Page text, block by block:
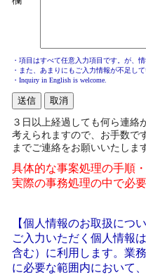
・項目はすべて任意入力項目です。が、
・また、あまりにもご入力情報が不足し
・Inquiry in English is welcome.
３日以上経過しても何ら連絡
考えられますので、お手数で
までご連絡をお願いいたしま
具体的な事案処理の手順
実際の事務処理の中で必
【個人情報のお取扱につい
ご入力いただく個人情報
含む）に利用します。業
に必要な範囲内において